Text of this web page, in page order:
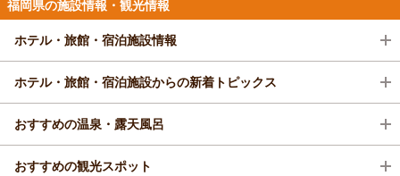
博多駅より日田行 高速バスで約70分。杷木バス停下車タクシー約5分
プランをみる
福岡県／原鶴・筑後川
杷木松末アウトドアヴィレッジ
4.9
炭酸泉 湧金の湯 スーパーホテル小倉駅
南口
4.1
小倉駅南口から徒歩５分で小倉唯一の炭酸泉浴場
付き♪ウェルカムバーは大人気の為、毎日実施中
♪17:00～21:00でご用意。日替わりの朝食ビュッ
フェ無料！
1泊 大人2名 合計(税込)
福岡県の施設情報・観光情報
ホテル・旅館・宿泊施設情報
福岡県は、九州の北東部に位置する県で、関門海峡を挟んで本州の山口県と
駅となっています。主要都市は、北九州市と福岡市の2市があり、九州地方の
産業と経済の中心地としての機能を果たしています。古くから、大宰府が置
かれていたことや中国や朝鮮半島との交易の拠点とされてきたことが記録に
ホテル・旅館・宿泊施設からの新着トピックス
HOTEL LA FORESTA ～ BY RIGNA ～ （ホテル ラ フォレスタ）（福
『厚切りベーコン＆ちょ～半熟卵の洋朝食』
おすすめの温泉・露天風呂
原鶴温泉
おすすめの観光スポット